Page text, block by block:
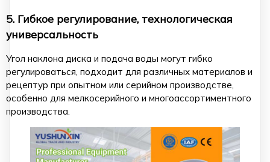
5. Гибкое регулирование, технологическая
универсальность
Угол наклона диска и подача воды могут гибко
регулироваться, подходит для различных материалов и
рецептур при опытном или серийном производстве,
особенно для мелкосерийного и многоассортиментного
производства.